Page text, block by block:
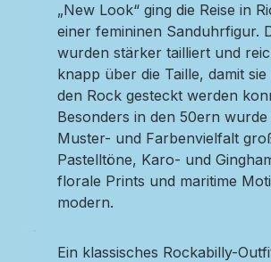
„New Look“ ging die Reise in
einer femininen Sanduhrfigur.
wurden stärker tailliert und
knapp über die Taille, damit sie
den Rock gesteckt werden
Besonders in den 50ern wurde
Muster- und Farbenvielfalt
Pastelltöne, Karo- und
florale Prints und maritime
modern.
Ein klassisches Rockabilly-